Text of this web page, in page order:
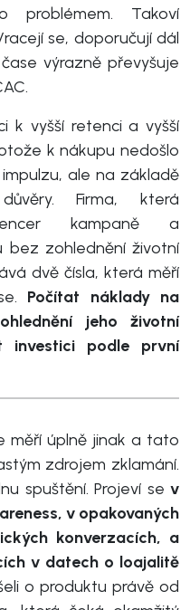
problémem. Takoví
se, doporučují dál
výrazně převyšuje
k vyšší retenci a vyšší
k nákupu nedošlo
ale na základě
Firma, která
kampaně a
bez zohlednění životní
dvě čísla, která měří
Počítat náklady na
jeho životní
investici podle první
měří úplně jinak a tato
zdrojem zklamání.
spuštění. Projeví se v
v opakovaných
konverzacích, a
v datech o loajalitě
o produktu právě od